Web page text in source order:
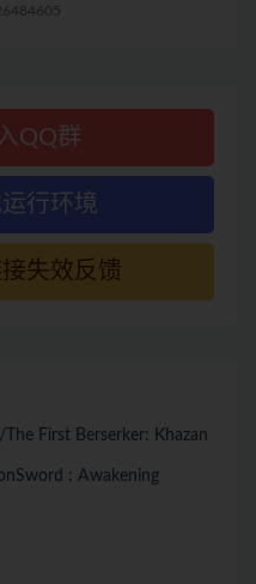
QQ群
行环境
失效反馈
First Berserker: Khazan
: Awakening